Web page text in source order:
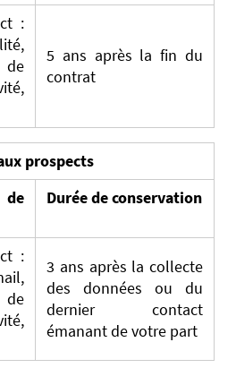
:
5 ans après la fin du
contrat
prospects
Durée de conservation
:
3 ans après la collecte
des données ou du
dernier contact
émanant de votre part